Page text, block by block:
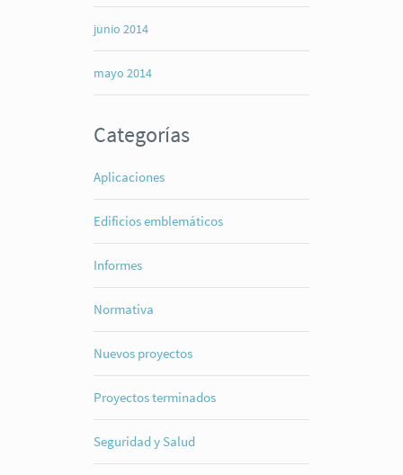
junio 2014
mayo 2014
Categorías
Aplicaciones
Edificios emblemáticos
Informes
Normativa
Nuevos proyectos
Proyectos terminados
Seguridad y Salud